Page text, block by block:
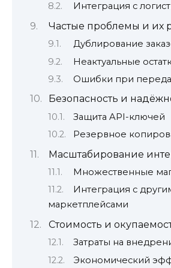
Интеграция с
Частые проблемы и их
Дублирование
Неактуальные
Ошибки при
Безопасность и
Защита API-ключей
Резервное
Масштабирование
Множественные
Интеграция с
маркетплейсами
Стоимость и
Затраты на
Экономический